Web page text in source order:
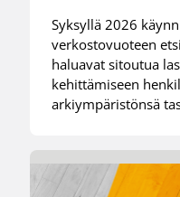
Syksyllä 2026
verkostovuoteen
haluavat sitoutua
kehittämiseen
arkiympäristönsä